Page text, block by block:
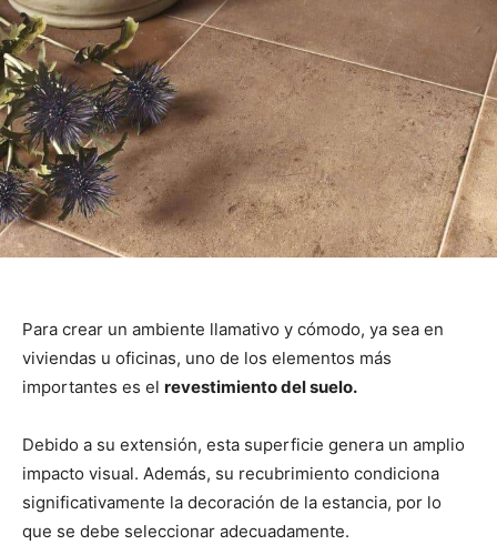
Para crear un ambiente llamativo y cómodo, ya sea en
viviendas u oficinas, uno de los elementos más
importantes es el revestimiento del suelo.
Debido a su extensión, esta superficie genera un amplio
impacto visual. Además, su recubrimiento condiciona
significativamente la decoración de la estancia, por lo
que se debe seleccionar adecuadamente.